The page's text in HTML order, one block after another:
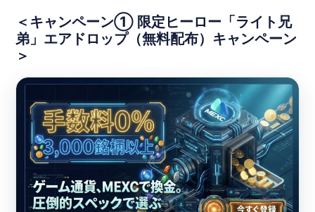
＜キャンペーン① 限定ヒーロー「ライト兄
弟」エアドロップ（無料配布）キャンペーン
＞